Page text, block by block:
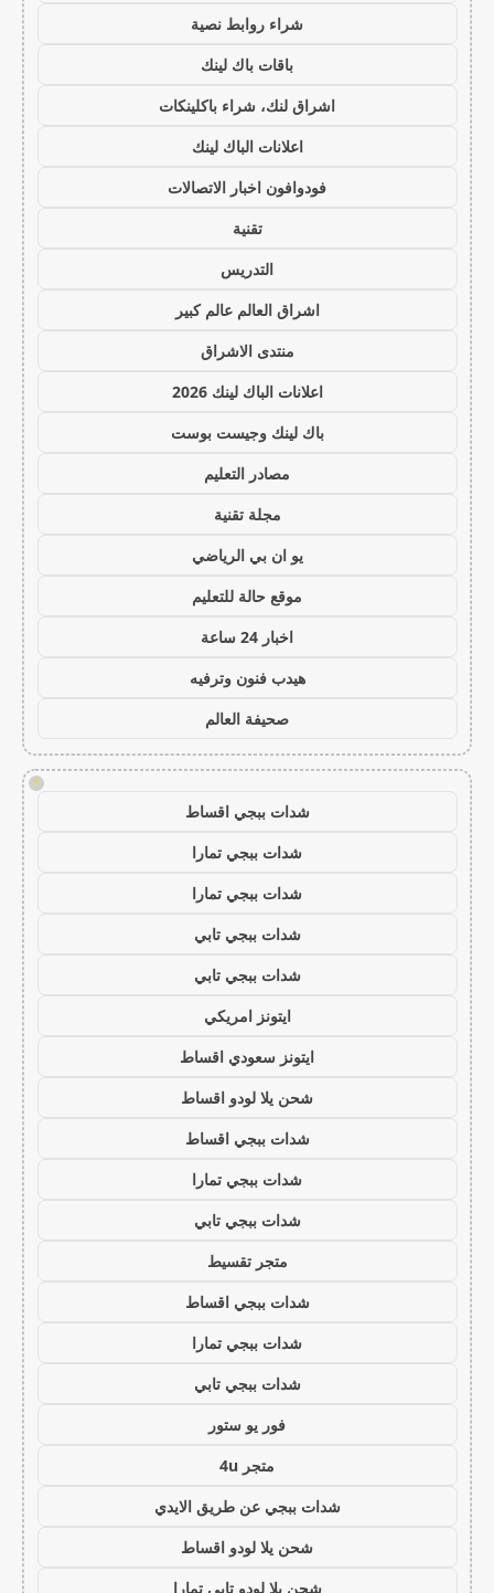
شراء روابط نصية
باقات باك لينك
اشراق لنك، شراء باكلينكات
اعلانات الباك لينك
فودوافون اخبار الاتصالات
تقنية
التدريس
اشراق العالم عالم كبير
منتدى الاشراق
اعلانات الباك لينك 2026
باك لينك وجيست بوست
مصادر التعليم
مجلة تقنية
يو ان بي الرياضي
موقع حالة للتعليم
اخبار 24 ساعة
هيدب فنون وترفيه
صحيفة العالم
!
شدات ببجي اقساط
شدات ببجي تمارا
شدات ببجي تمارا
شدات ببجي تابي
شدات ببجي تابي
ايتونز امريكي
ايتونز سعودي اقساط
شحن يلا لودو اقساط
شدات ببجي اقساط
شدات ببجي تمارا
شدات ببجي تابي
متجر تقسيط
شدات ببجي اقساط
شدات ببجي تمارا
شدات ببجي تابي
فور يو ستور
متجر 4u
شدات ببجي عن طريق الايدي
شحن يلا لودو اقساط
شحن يلا لودو تابي تمارا